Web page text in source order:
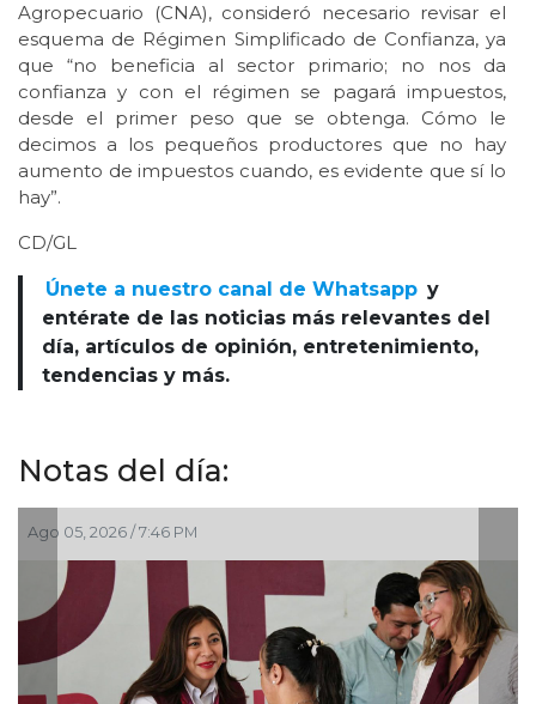
Agropecuario (CNA), consideró necesario revisar el
esquema de Régimen Simplificado de Confianza, ya
que “no beneficia al sector primario; no nos da
confianza y con el régimen se pagará impuestos,
desde el primer peso que se obtenga. Cómo le
decimos a los pequeños productores que no hay
aumento de impuestos cuando, es evidente que sí lo
hay”.
CD/GL
Únete a nuestro canal de Whatsapp y
entérate de las noticias más relevantes del
día, artículos de opinión, entretenimiento,
tendencias y más.
Notas del día:
Ago 05, 2026 / 7:46 PM